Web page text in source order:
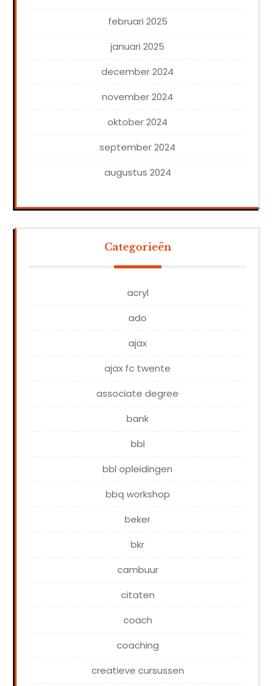
februari 2025
januari 2025
december 2024
november 2024
oktober 2024
september 2024
augustus 2024
Categorieën
acryl
ado
ajax
ajax fc twente
associate degree
bank
bbl
bbl opleidingen
bbq workshop
beker
bkr
cambuur
citaten
coach
coaching
creatieve cursussen